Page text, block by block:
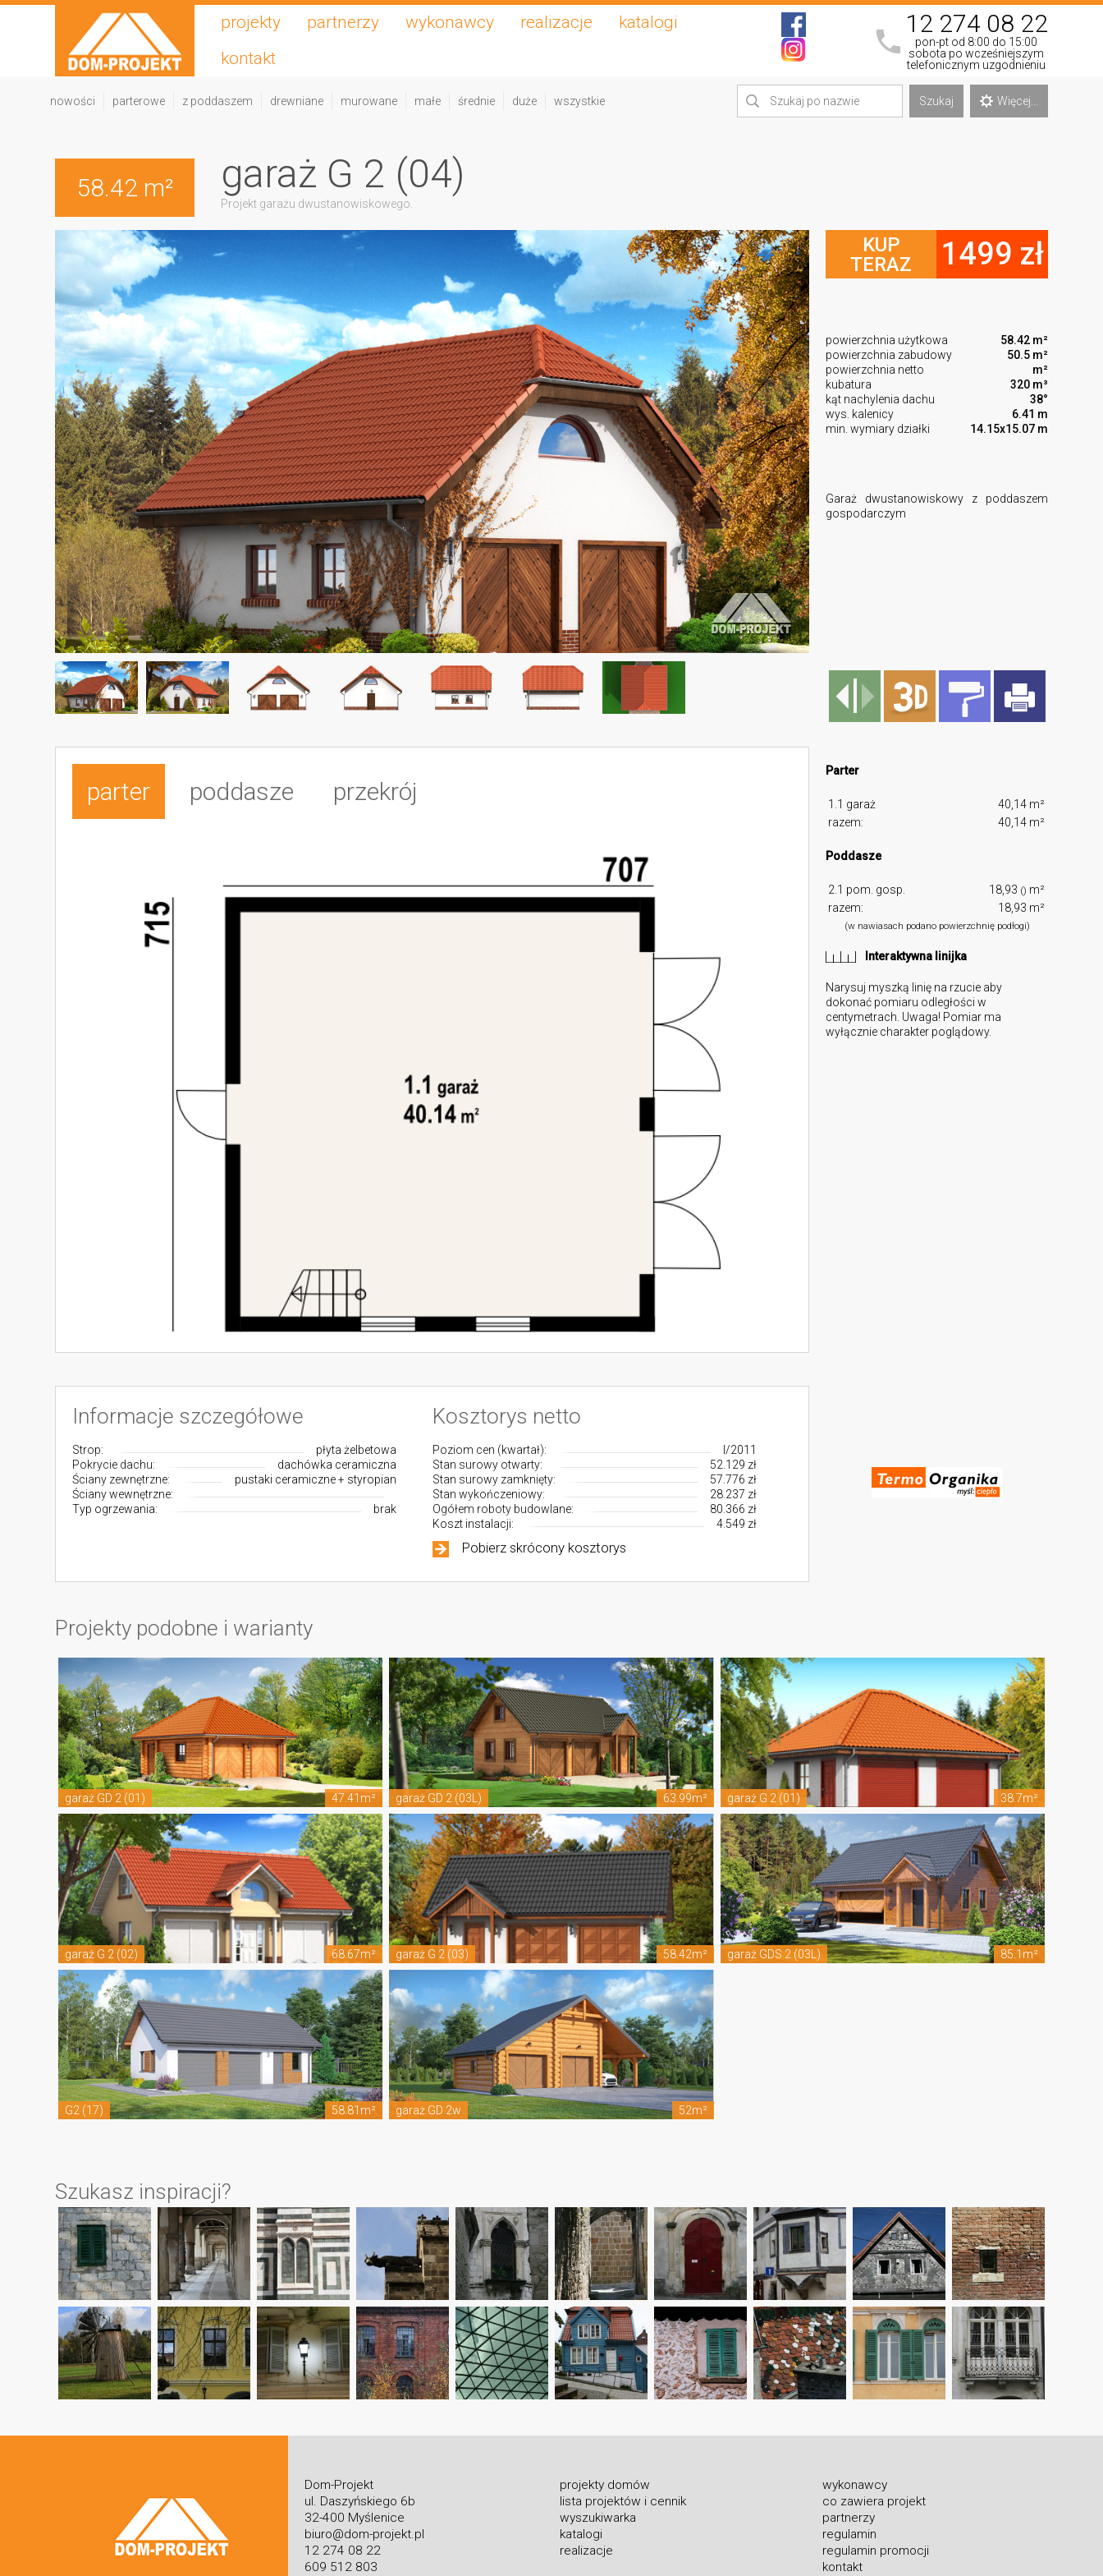
projekty partnerzy wykonawcy realizacje
katalogi
kontakt
12 274 08 22
pon-pt od 8:00 do 15:00
sobota po wcześniejszym
telefonicznym uzgodnieniu
nowości parterowe z poddaszem drewniane murowane małe średnie duże wszystkie Szukaj Więcej...
58.42 m² garaż G 2 (04)
Projekt garażu dwustanowiskowego.
KUP
TERAZ
1499 zł
powierzchnia użytkowa
58.42 m²
powierzchnia zabudowy
50.5 m²
powierzchnia netto
m²
kubatura
320 m³
kąt nachylenia dachu
38°
wys. kalenicy
6.41 m
min. wymiary działki
14.15x15.07 m
Garaż dwustanowiskowy z poddaszem
gospodarczym
parter poddasze przekrój
Parter
1.1 garaż
40,14 m²
razem:
40,14 m²
Poddasze
2.1 pom. gosp. 18,93 () m²
razem:
18,93 m²
(w nawiasach podano powierzchnię podłogi)
Interaktywna linijka
Narysuj myszką linię na rzucie aby
dokonać pomiaru odległości w
centymetrach. Uwaga! Pomiar ma
wyłącznie charakter poglądowy.
Informacje szczegółowe
Strop:
płyta żelbetowa
Pokrycie dachu:
dachówka ceramiczna
Ściany zewnętrzne:
pustaki ceramiczne + styropian
Ściany wewnętrzne:
Typ ogrzewania:
brak
Kosztorys netto
Poziom cen (kwartał):
I/2011
Stan surowy otwarty:
52.129 zł
Stan surowy zamknięty:
57.776 zł
Stan wykończeniowy:
28.237 zł
Ogółem roboty budowlane:
80.366 zł
Koszt instalacji:
4.549 zł
Pobierz skrócony kosztorys
Projekty podobne i warianty
garaż GD 2 (01) 47.41m² garaż GD 2 (03L) 63.99m² garaż G 2 (01) 38.7m²
garaż G 2 (02) 68.67m² garaż G 2 (03) 58.42m² garaż GDS 2 (03L) 85.1m²
G2 (17) 58.81m² garaż GD 2w 52m²
Szukasz inspiracji?
Dom-Projekt
ul. Daszyńskiego 6b
32-400 Myślenice
biuro@dom-projekt.pl
12 274 08 22
609 512 803
projekty domów
lista projektów i cennik
wyszukiwarka
katalogi
realizacje
wykonawcy
co zawiera projekt
partnerzy
regulamin
regulamin promocji
kontakt